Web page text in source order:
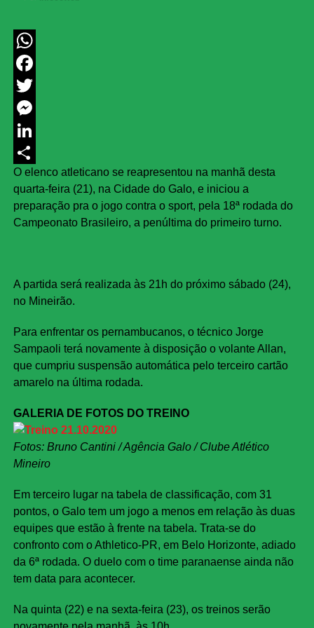
WhatsApp
Facebook
Twitter
Messenger
LinkedIn
Share
O elenco atleticano se reapresentou na manhã desta
quarta-feira (21), na Cidade do Galo, e iniciou a
preparação pra o jogo contra o sport, pela 18ª rodada do
Campeonato Brasileiro, a penúltima do primeiro turno.
A partida será realizada às 21h do próximo sábado (24),
no Mineirão.
Para enfrentar os pernambucanos, o técnico Jorge
Sampaoli terá novamente à disposição o volante Allan,
que cumpriu suspensão automática pelo terceiro cartão
amarelo na última rodada.
GALERIA DE FOTOS DO TREINO
Fotos: Bruno Cantini / Agência Galo / Clube Atlético
Mineiro
Em terceiro lugar na tabela de classificação, com 31
pontos, o Galo tem um jogo a menos em relação às duas
equipes que estão à frente na tabela. Trata-se do
confronto com o Athletico-PR, em Belo Horizonte, adiado
da 6ª rodada. O duelo com o time paranaense ainda não
tem data para acontecer.
Na quinta (22) e na sexta-feira (23), os treinos serão